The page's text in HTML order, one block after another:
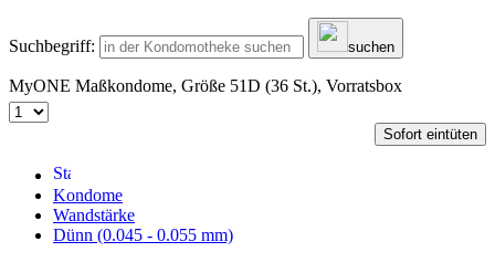
Suchbegriff: suchen
MyONE Maßkondome, Größe 51D (36 St.), Vorratsbox
Sofort eintüten
Kondome
Wandstärke
Dünn (0.045 - 0.055 mm)